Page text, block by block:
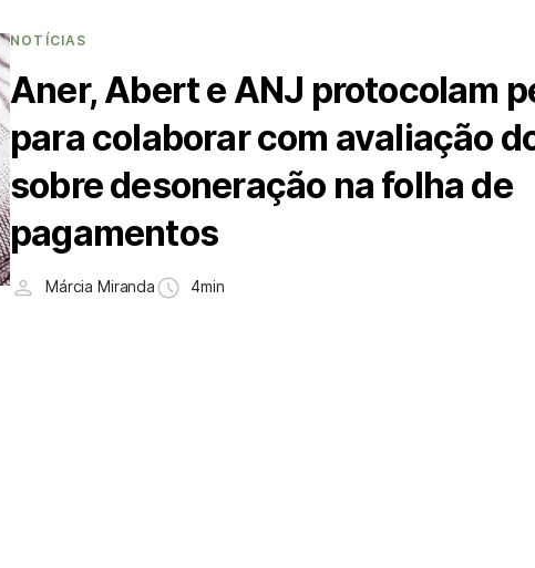
NOTÍCIAS
Aner, Abert e ANJ protocolam
para colaborar com avaliação
sobre desoneração na folha de
pagamentos
Márcia Miranda 4min